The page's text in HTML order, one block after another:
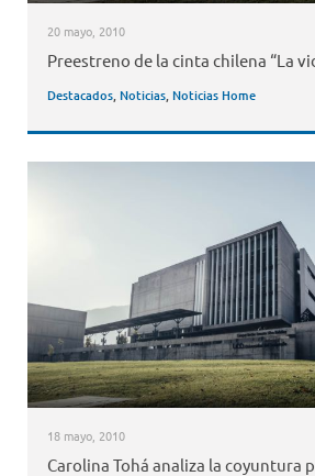
20 mayo, 2010
Preestreno de la cinta chilena “La
Destacados, Noticias, Noticias Home
18 mayo, 2010
Carolina Tohá analiza la coyuntura